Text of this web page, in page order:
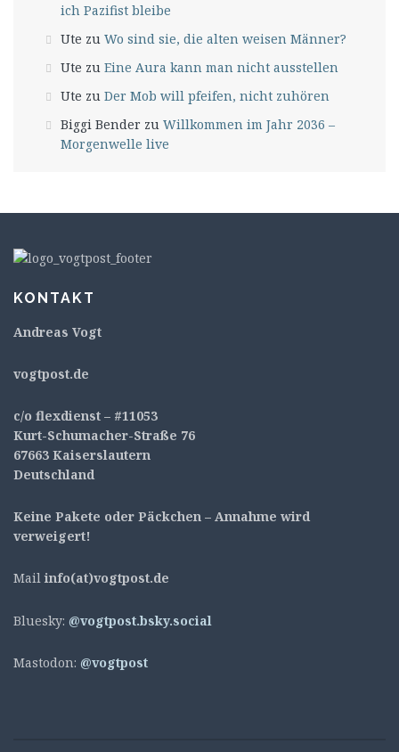
ich Pazifist bleibe
Ute zu Wo sind sie, die alten weisen Männer?
Ute zu Eine Aura kann man nicht ausstellen
Ute zu Der Mob will pfeifen, nicht zuhören
Biggi Bender zu Willkommen im Jahr 2036 –
Morgenwelle live
KONTAKT
Andreas Vogt
vogtpost.de
c/o flexdienst – #11053
Kurt-Schumacher-Straße 76
67663 Kaiserslautern
Deutschland
Keine Pakete oder Päckchen – Annahme wird
verweigert!
Mail info(at)vogtpost.de
Bluesky: @vogtpost.bsky.social
Mastodon: @vogtpost